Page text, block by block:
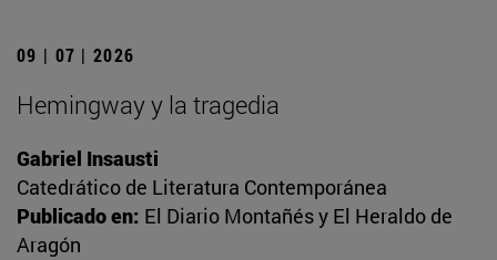
09 | 07 | 2026
Hemingway y la tragedia
Gabriel Insausti
Catedrático de Literatura Contemporánea
Publicado en: El Diario Montañés y El Heraldo de
Aragón